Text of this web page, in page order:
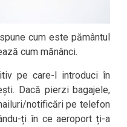
cum este pământul
cum mănânci.
pe care-l introduci în
Dacă pierzi bagajele,
notificări pe telefon
ți în ce aeroport ți-a